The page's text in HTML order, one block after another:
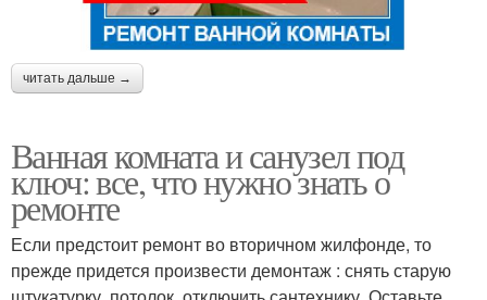
читать дальше →
Ванная комната и санузел под
ключ: все, что нужно знать о
ремонте
Если предстоит ремонт во вторичном жилфонде, то
прежде придется произвести демонтаж : снять старую